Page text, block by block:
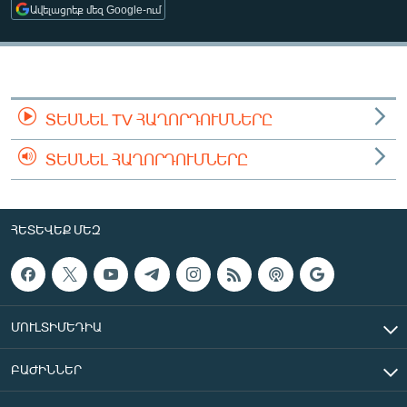
ՄԻՋԱԶԳԱՅԻՆ
ՄՇԱԿՈՒՅԹ
ՄԵԿՆԱԲԱՆՈՒԹՅՈՒՆ
ՏՏ ԵՒ ԻՆՏԵՐՆԵՏ
ԿՈՐՈՆԱՎԻՐՈՒՍ
ԱՐԽԻՎ
ԲԱՆԱՎԵՃ
ՁԳՏԵԼՈՎ ԼԱՎԱԳՈՒՅՆԻՆ
Հայերեն
Ավելացրեք մեզ Google-ում
ՏԵՍՆԵԼ TV ՀԱՂՈՐԴՈՒՄՆԵՐԸ
ՏԵՍՆԵԼ ՀԱՂՈՐԴՈՒՄՆԵՐԸ
ՀԵՏԵՎԵՔ ՄԵԶ
ՄՈՒԼՏԻՄԵԴԻԱ
ԲԱԺԻՆՆԵՐ